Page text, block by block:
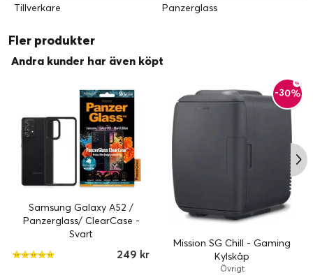
Tillverkare
Panzerglass
Fler produkter
Andra kunder har även köpt
Samsung Galaxy A52 /
Panzerglass/ ClearCase -
Svart
249 kr
-30%
Mission SG Chill - Gaming
Kylskåp
Övrigt